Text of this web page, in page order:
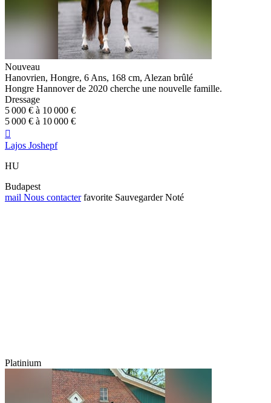
Nouveau
Hanovrien, Hongre, 6 Ans, 168 cm, Alezan brûlé
Hongre Hannover de 2020 cherche une nouvelle famille.
Dressage
5 000 € à 10 000 €
5 000 € à 10 000 €

Lajos Joshepf
HU
Budapest
mail Nous contacter favorite Sauvegarder Noté
Platinium